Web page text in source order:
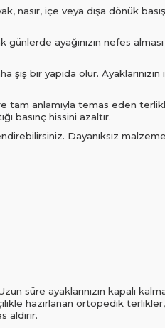
nasır, içe veya dışa dönük
günlerde ayağınızın nefes
bir yapıda olur. Ayaklarınızın
anlamıyla temas eden
basınç hissini azaltır.
Dayanıksız
süre ayaklarınızın kapalı
hazırlanan ortopedik terlikler,
aldırır.